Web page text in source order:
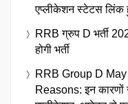
एप्लीकेशन स्टेटस लिंक
RRB ग्रुप D भर्ती
होगी भर्ती
RRB Group D
Reasons: इन